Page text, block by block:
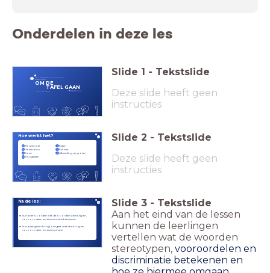
Onderdelen in deze les
OM DE
Actief! Burgerschap
Les 2: Stereotypen, vooroordelen en
discriminatie
TAFEL GAAN
Slide 1 - Tekstslide
Deze slide heeft geen
instructies
Hoe werkt het?
Dit weet je al
Dit leer je nu
Doen
Terugkijken
Kijken
Klik hier
Afbeelding vergroten
Slide 2 - Tekstslide
Deze slide heeft geen
instructies
Na de les:
kun je verwoorden wat de woorden stereotypen,
vooroordelen en discriminatie betekenen.
kun je aangeven hoe jij omgaat met stereotypen,
vooroordelen en discriminatie.
Slide 3 - Tekstslide
Aan het eind van de lessen
kunnen de leerlingen
vertellen wat de woorden
stereotypen, vooroordelen en
discriminatie betekenen en